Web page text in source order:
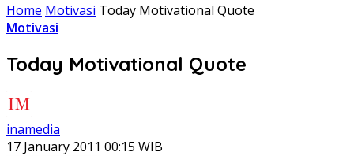
Home Motivasi Today Motivational Quote
Motivasi
Today Motivational Quote
inamedia
17 January 2011 00:15 WIB